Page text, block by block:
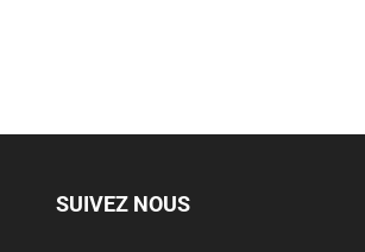
SUIVEZ NOUS